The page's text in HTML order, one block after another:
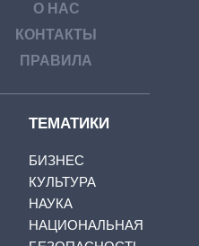
О НАС
КОНТАКТЫ
ПРАВИЛА
ТЕМАТИКИ
БИЗНЕС
КУЛЬТУРА
НАУКА
НАЦИОНАЛЬНАЯ